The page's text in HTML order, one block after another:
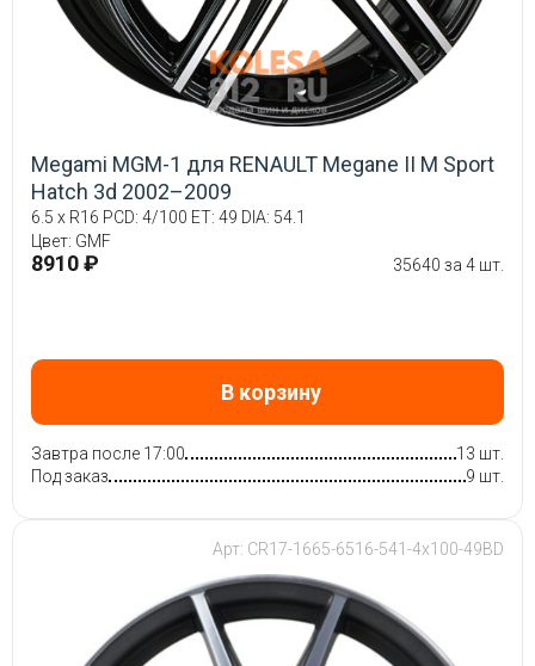
Megami MGM-1 для RENAULT Megane II M Sport
Hatch 3d 2002–2009
6.5 x R16 PCD: 4/100 ET: 49 DIA: 54.1
Цвет: GMF
8910 ₽ 35640 за 4 шт.
В корзину
Завтра после 17:00
13 шт.
Под заказ
9 шт.
Арт: CR17-1665-6516-541-4x100-49BD